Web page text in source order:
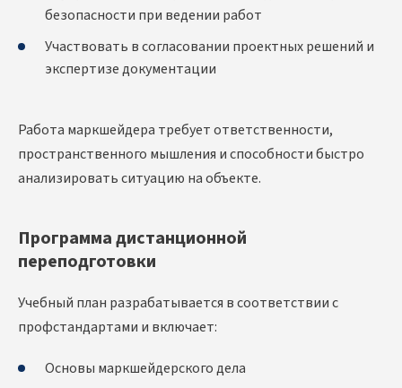
безопасности при ведении работ
Участвовать в согласовании проектных решений и
экспертизе документации
Работа маркшейдера требует ответственности,
пространственного мышления и способности быстро
анализировать ситуацию на объекте.
Программа дистанционной
переподготовки
Учебный план разрабатывается в соответствии с
профстандартами и включает:
Основы маркшейдерского дела